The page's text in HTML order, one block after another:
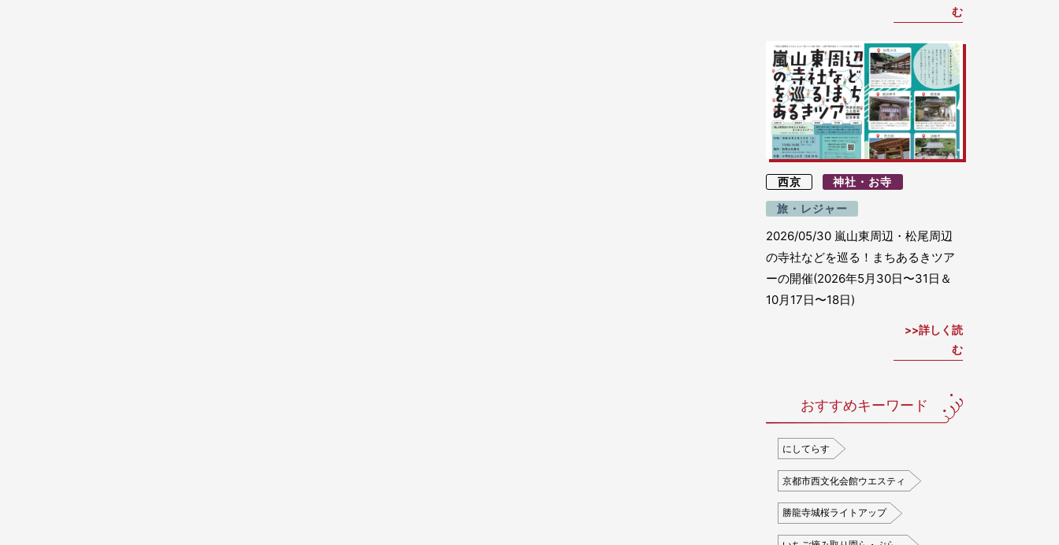
む
西京 神社・お寺
旅・レジャー
2026/05/30 嵐山東周辺・松尾周辺
の寺社などを巡る！まちあるきツア
ーの開催(2026年5月30日〜31日＆
10月17日〜18日)
詳しく読
む
おすすめキーワード
にしてらす
京都市西文化会館ウエスティ
勝龍寺城桜ライトアップ